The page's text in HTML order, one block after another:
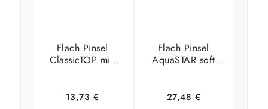
Flach Pinsel
ClassicTOP mix
13,73 €
Flach Pinsel
AquaSTAR soft
27,48 €